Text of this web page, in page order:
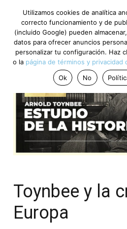
Toynbee y la
Europa
Utilizamos cookies de analítica
correcto funcionamiento y de
(incluido Google) pueden
datos para ofrecer anuncios
personalizar tu configuración. Haz
o la página de términos y privacidad
Ok
No